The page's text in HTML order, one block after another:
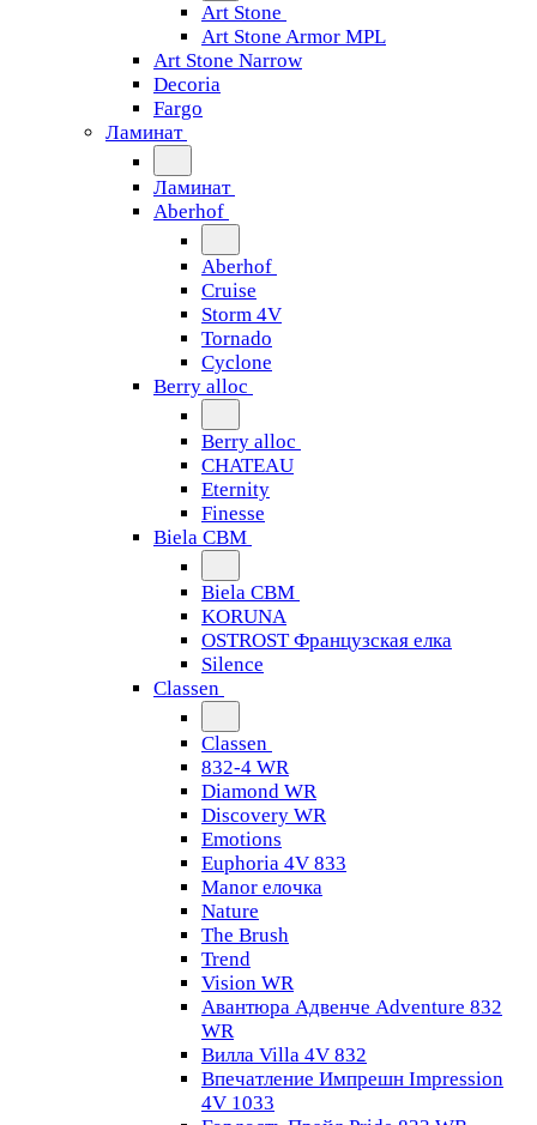
Art Stone
Art Stone Armor MPL
Art Stone Narrow
Decoria
Fargo
Ламинат
Ламинат
Aberhof
Aberhof
Cruise
Storm 4V
Tornado
Сyclone
Berry alloc
Berry alloc
CHATEAU
Eternity
Finesse
Biela CBM
Biela CBM
KORUNA
OSTROST Французская елка
Silence
Classen
Classen
832-4 WR
Diamond WR
Discovery WR
Emotions
Euphoria 4V 833
Manor елочка
Nature
The Brush
Trend
Vision WR
Авантюра Адвенче Adventure 832
WR
Вилла Villa 4V 832
Впечатление Импрешн Impression
4V 1033